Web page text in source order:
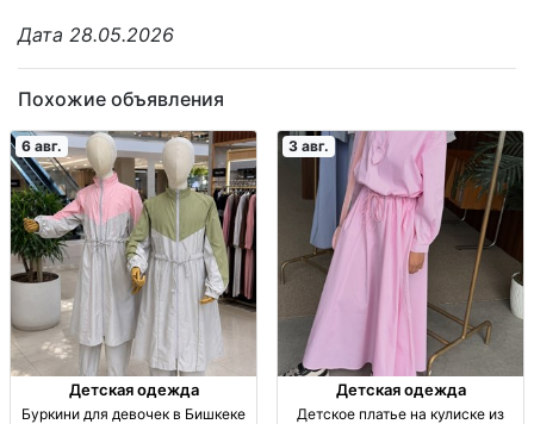
Дата 28.05.2026
Похожие объявления
6 авг.
Детская одежда
Буркини для девочек в Бишкеке
3 авг.
Детская одежда
Детское платье на кулиске из